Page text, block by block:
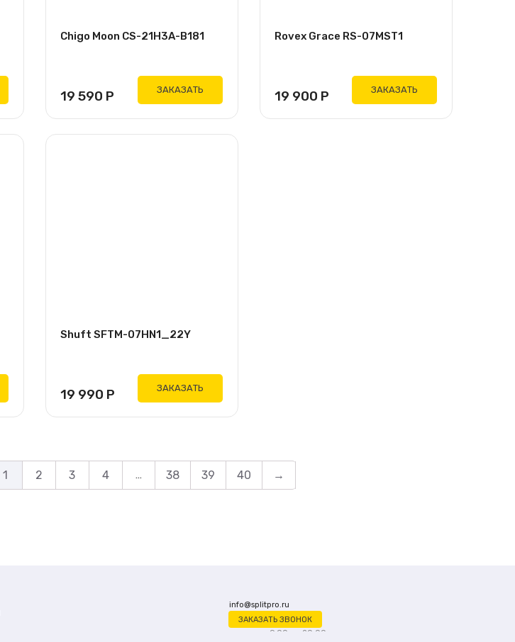
Chigo Moon CS-21H3A-B181
19 590 Р ЗАКАЗАТЬ
Rovex Grace RS-07MST1
19 900 Р ЗАКАЗАТЬ
Shuft SFTM-07HN1_22Y
19 990 Р ЗАКАЗАТЬ
1 2 3 4 … 38 39 40 →
info@splitpro.ru
ЗАКАЗАТЬ ЗВОНОК
ежедневно с 9:00 до 20:00